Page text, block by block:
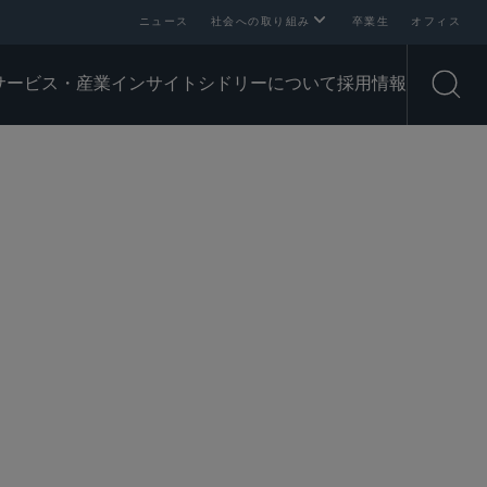
ニュース 社会への取り組み 卒業生 オフィス
ービス・産業インサイト シドリーについて採用情報